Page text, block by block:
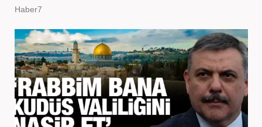
Haber7